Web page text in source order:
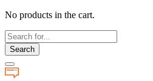
No products in the cart.
Search